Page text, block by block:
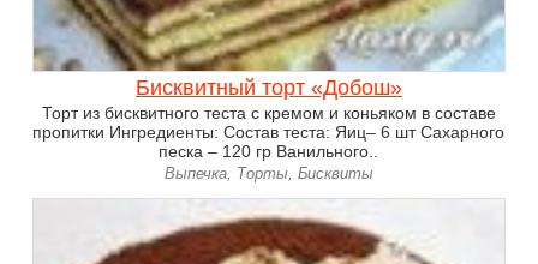
Бисквитный торт «Добош»
Торт из бисквитного теста с кремом и коньяком в составе
пропитки Ингредиенты: Состав теста: Яиц– 6 шт Сахарного
песка – 120 гр Ванильного..
Выпечка, Торты, Бисквиты